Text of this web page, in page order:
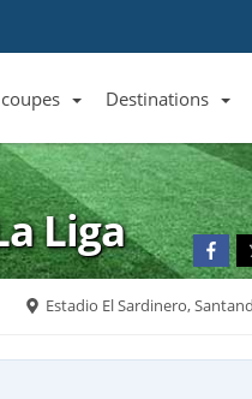
Liste des clubs et équipes
Liste des ligues et coupes
Destinations
Toutes les destinations
Liga
Estadio El Sardinero,